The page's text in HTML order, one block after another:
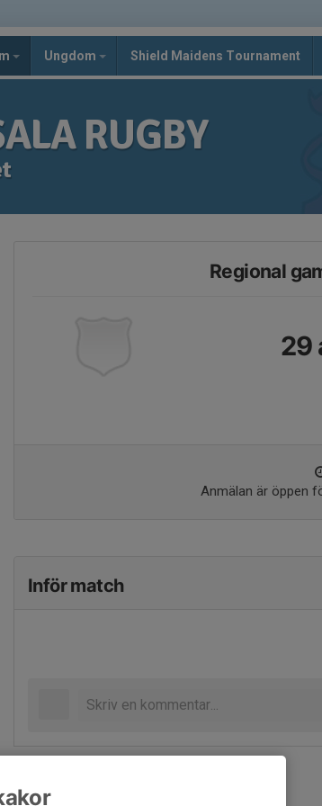
Ungdom Shield Maidens Tournament
RUGBY
Regional
29
Anmälan är öppen
Inför match